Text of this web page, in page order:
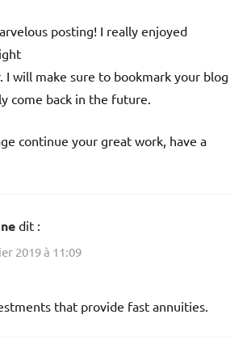
posting! I really enjoyed
I will make sure to bookmark your blog
come back in the future.
continue your great work, have a
dit :
2019 à 11:09
that provide fast annuities.